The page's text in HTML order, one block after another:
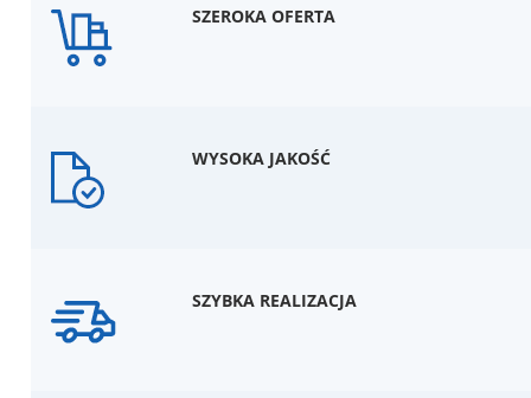
SZEROKA OFERTA
WYSOKA JAKOŚĆ
SZYBKA REALIZACJA